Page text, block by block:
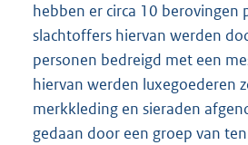
hebben er circa 10 berovingen
slachtoffers hiervan werden
personen bedreigd met een
hiervan werden luxegoederen
merkkleding en sieraden
gedaan door een groep van